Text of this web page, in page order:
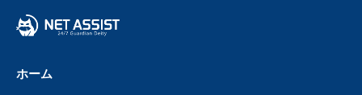
ホーム